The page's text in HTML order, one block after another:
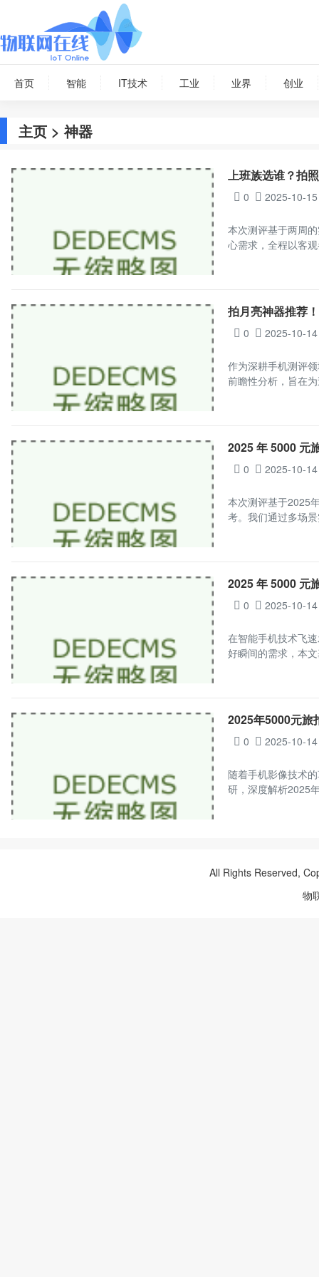
首页 智能 IT技术 工业 业界 创业
主页 > 神器
上班族选谁？拍
0 2025-10-
本次测评基于两周
心需求，全程以客
拍月亮神器推荐
0 2025-10-
作为深耕手机测评
前瞻性分析，旨在
2025 年 5000 元
0 2025-10-
本次测评基于2025
考。我们通过多场
2025 年 5000 元
0 2025-10-
在智能手机技术飞
好瞬间的需求，本
2025年5000元
0 2025-10-
随着手机影像技术
研，深度解析2025
All Rights Reserved,
物